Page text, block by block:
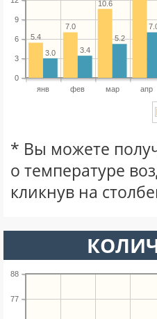
янв фев мар апр
0
3
6
9
10.6
7.0
5.4
5.2
3.4
3.0
* Вы можете
о температуре
кликнув на
77
88